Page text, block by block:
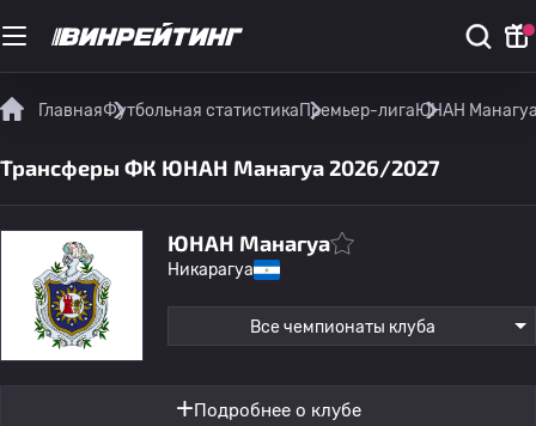
ГлавнаяФутбольная статистикаПремьер-лигаЮНАН
Трансферы ФК ЮНАН Манагуа 2026/2027
ЮНАН Манагуа
Никарагуа
Все чемпионаты клуба
Подробнее о клубе